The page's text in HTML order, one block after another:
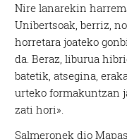
Nire lanarekin
Unibertsoak, berriz,
horretara joateko
da. Beraz, liburua
batetik, atsegina,
urteko formakuntzan
zati hori».
Salmeronek dio